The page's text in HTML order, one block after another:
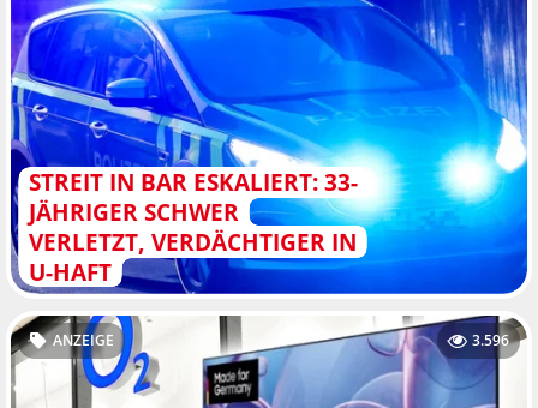
STREIT IN BAR ESKALIERT: 33-
JÄHRIGER SCHWER
VERLETZT, VERDÄCHTIGER IN
U-HAFT
ANZEIGE 3.596